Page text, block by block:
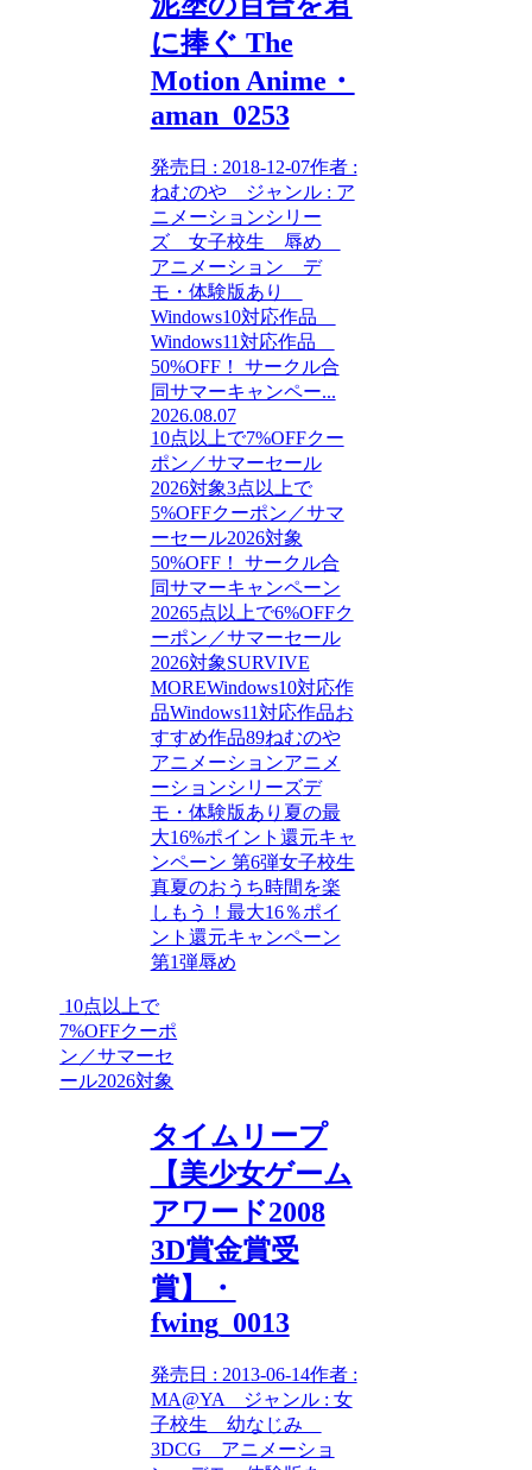
に捧ぐ The
Motion Anime・
aman_0253
発売日 : 2018-12-07作者 :
ねむのや ジャンル : ア
ニメーションシリー
ズ 女子校生 辱め
アニメーション デ
モ・体験版あり
Windows10対応作品
Windows11対応作品
50%OFF！ サークル合
同サマーキャンペー...
2026.08.07
10点以上で7%OFFクー
ポン／サマーセール
2026対象3点以上で
5%OFFクーポン／サマ
ーセール2026対象
50%OFF！ サークル合
同サマーキャンペーン
20265点以上で6%OFFク
ーポン／サマーセール
2026対象SURVIVE
MOREWindows10対応作
品Windows11対応作品お
すすめ作品89ねむのや
アニメーションアニメ
ーションシリーズデ
モ・体験版あり 夏の最
大16%ポイント還元キャ
ンペーン 第6弾女子校生
真夏のおうち時間を楽
しもう！最大16％ポイ
ント還元キャンペーン
第1弾辱め
10点以上で
7%OFFクーポ
ン／サマーセ
ール2026対象
タイムリープ
【美少女ゲーム
アワード2008
3D賞金賞受
賞】・
fwing_0013
発売日 : 2013-06-14作者 :
MA@YA ジャンル : 女
子校生 幼なじみ
3DCG アニメーショ